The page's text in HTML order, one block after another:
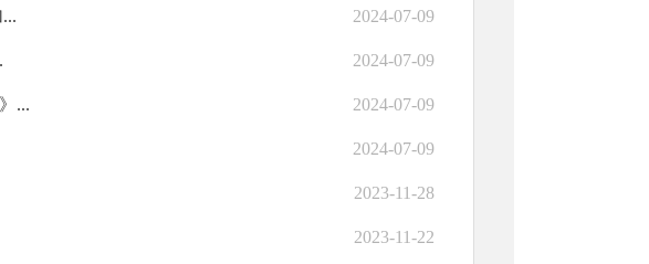
2024-07-09
2024-07-09
... 2024-07-09
2024-07-09
2023-11-28
2023-11-22